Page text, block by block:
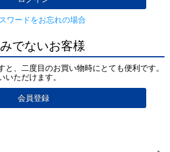
ワードをお忘れの場合
でないお客様
、二度目のお買い物時にとても便利です。
いただけます。